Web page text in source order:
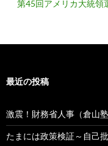
第45回アメリカ大統領
最近の投稿
激震！財務省人事（倉山
たまには政策検証～自己